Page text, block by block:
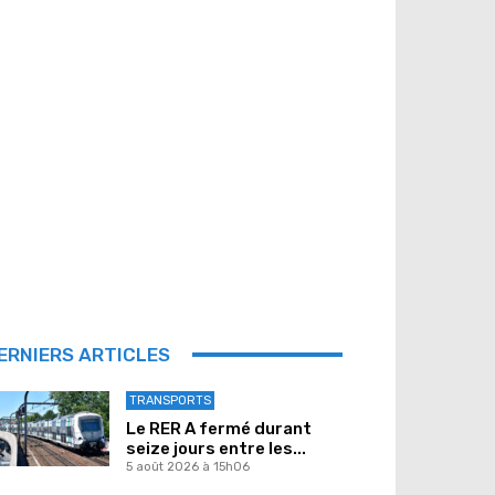
ARTICLES
TRANSPORTS
Le RER A fermé durant
seize jours entre les...
5 août 2026 à 15h06